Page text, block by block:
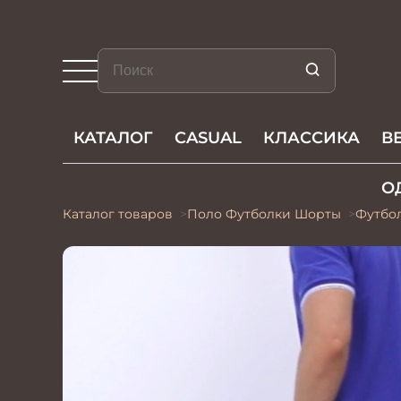
КАТАЛОГ CASUAL КЛАССИКА
Каталог товаров Поло Футболки Шорты